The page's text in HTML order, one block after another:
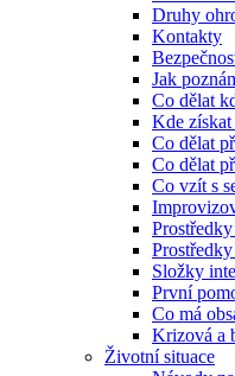
Druhy
Kontakty
Jak
Co dělat
Kde
Co dělat
Co dělat
Co vzít s
Složky
První
Co má
Krizová a
Životní situace